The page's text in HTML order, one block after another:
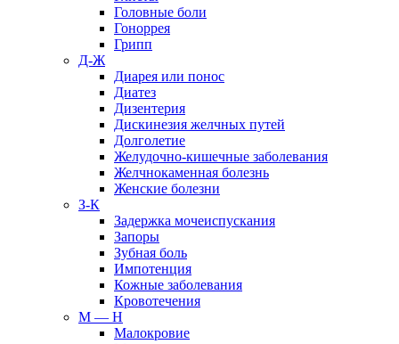
Головные боли
Гоноррея
Грипп
Д-Ж
Диарея или понос
Диатез
Дизентерия
Дискинезия желчных путей
Долголетие
Желудочно-кишечные заболевания
Желчнокаменная болезнь
Женские болезни
З-К
Задержка мочеиспускания
Запоры
Зубная боль
Импотенция
Кожные заболевания
Кровотечения
М — Н
Малокровие